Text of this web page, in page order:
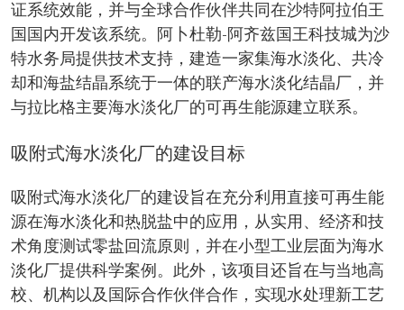
证系统效能，并与全球合作伙伴共同在沙特阿拉伯王
国国内开发该系统。阿卜杜勒-阿齐兹国王科技城为沙
特水务局提供技术支持，建造一家集海水淡化、共冷
却和海盐结晶系统于一体的联产海水淡化结晶厂，并
与拉比格主要海水淡化厂的可再生能源建立联系。
吸附式海水淡化厂的建设目标
吸附式海水淡化厂的建设旨在充分利用直接可再生能
源在海水淡化和热脱盐中的应用，从实用、经济和技
术角度测试零盐回流原则，并在小型工业层面为海水
淡化厂提供科学案例。此外，该项目还旨在与当地高
校、机构以及国际合作伙伴合作，实现水处理新工艺